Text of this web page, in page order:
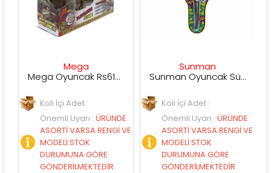
Mega
Mega Oyuncak Rs6128 Sesli Işıklı Dinazor
Koli İçi Adet :
Önemli Uyarı: ÜRÜNDE
ASORTİ VARSA RENGİ VE
MODELİ STOK
DURUMUNA GÖRE
GÖNDERİLMEKTEDİR.
Sunman
Sunman Oyuncak Süper Esnek Fare
Koli İçi Adet :
Önemli Uyarı: ÜRÜNDE
ASORTİ VARSA RENGİ VE
MODELİ STOK
DURUMUNA GÖRE
GÖNDERİLMEKTEDİR.